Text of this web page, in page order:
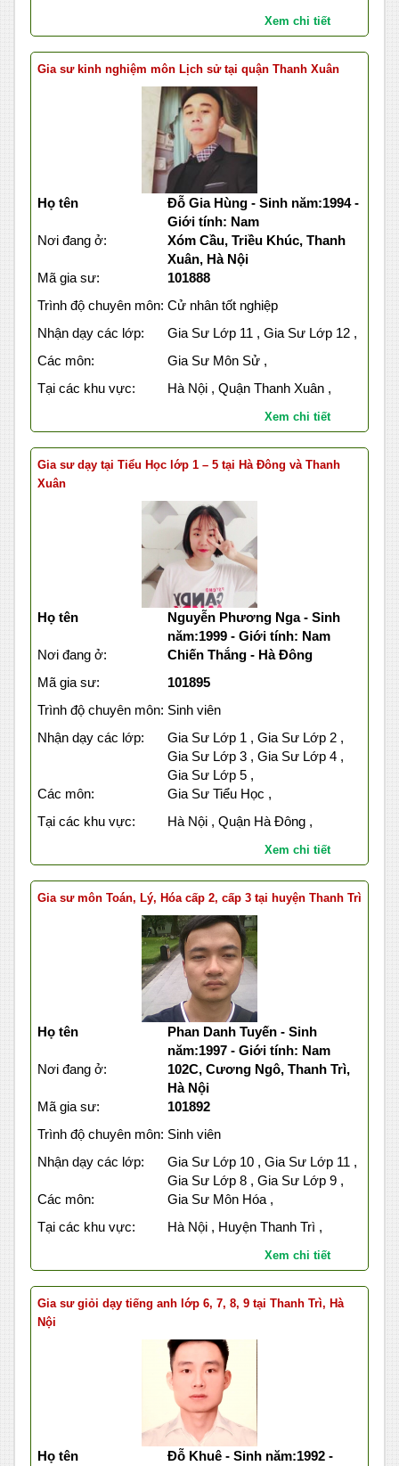
Xem chi tiết
Gia sư kinh nghiệm môn Lịch sử tại quận Thanh Xuân
Họ tên
Đỗ Gia Hùng - Sinh năm:1994 -
Giới tính: Nam
Nơi đang ở:
Xóm Cầu, Triều Khúc, Thanh
Xuân, Hà Nội
Mã gia sư:
101888
Trình độ chuyên môn: Cử nhân tốt nghiệp
Nhận dạy các lớp:
Gia Sư Lớp 11 , Gia Sư Lớp 12 ,
Các môn:
Gia Sư Môn Sử ,
Tại các khu vực:
Hà Nội , Quận Thanh Xuân ,
Xem chi tiết
Gia sư dạy tại Tiểu Học lớp 1 – 5 tại Hà Đông và Thanh
Xuân
Họ tên
Nguyễn Phương Nga - Sinh
năm:1999 - Giới tính: Nam
Nơi đang ở:
Chiến Thắng - Hà Đông
Mã gia sư:
101895
Trình độ chuyên môn: Sinh viên
Nhận dạy các lớp:
Gia Sư Lớp 1 , Gia Sư Lớp 2 ,
Gia Sư Lớp 3 , Gia Sư Lớp 4 ,
Gia Sư Lớp 5 ,
Các môn:
Gia Sư Tiểu Học ,
Tại các khu vực:
Hà Nội , Quận Hà Đông ,
Xem chi tiết
Gia sư môn Toán, Lý, Hóa cấp 2, cấp 3 tại huyện Thanh Trì
Họ tên
Phan Danh Tuyến - Sinh
năm:1997 - Giới tính: Nam
Nơi đang ở:
102C, Cương Ngô, Thanh Trì,
Hà Nội
Mã gia sư:
101892
Trình độ chuyên môn: Sinh viên
Nhận dạy các lớp:
Gia Sư Lớp 10 , Gia Sư Lớp 11 ,
Gia Sư Lớp 8 , Gia Sư Lớp 9 ,
Các môn:
Gia Sư Môn Hóa ,
Tại các khu vực:
Hà Nội , Huyện Thanh Trì ,
Xem chi tiết
Gia sư giỏi dạy tiếng anh lớp 6, 7, 8, 9 tại Thanh Trì, Hà
Nội
Họ tên
Đỗ Khuê - Sinh năm:1992 -